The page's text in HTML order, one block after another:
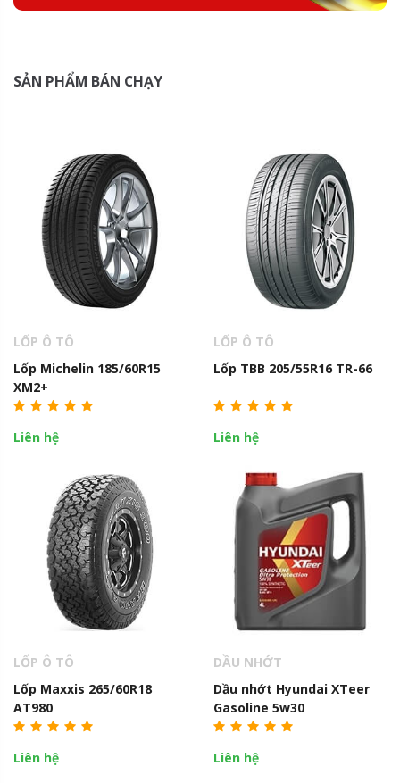
SẢN PHẨM BÁN CHẠY
LỐP Ô TÔ
Lốp Michelin 185/60R15
XM2+
Liên hệ
LỐP Ô TÔ
Lốp TBB 205/55R16 TR-66
Liên hệ
LỐP Ô TÔ
Lốp Maxxis 265/60R18
AT980
Liên hệ
DẦU NHỚT
Dầu nhớt Hyundai XTeer
Gasoline 5w30
Liên hệ